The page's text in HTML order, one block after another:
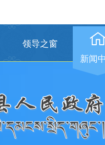
领导之窗
新闻